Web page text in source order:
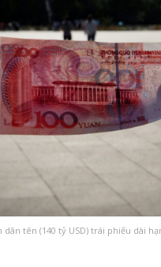
dân tên (140 tỷ USD) trái phiếu dài